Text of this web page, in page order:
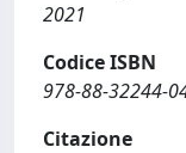
2021
Codice ISBN
978-88-32244-
Citazione